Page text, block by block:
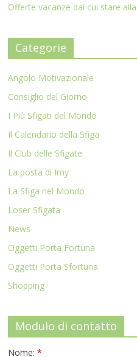
Offerte vacanze dai cui stare
Categorie
Angolo Motivazionale
Consiglio del Giorno
I Più Sfigati del Mondo
Il Calendario della Sfiga
Il Club delle Sfigate
La posta di Imy
La Sfiga nel Mondo
Loser Sfigata
News
Oggetti Porta Fortuna
Oggetti Porta Sfortuna
Shopping
Modulo di contatto
Nome:*